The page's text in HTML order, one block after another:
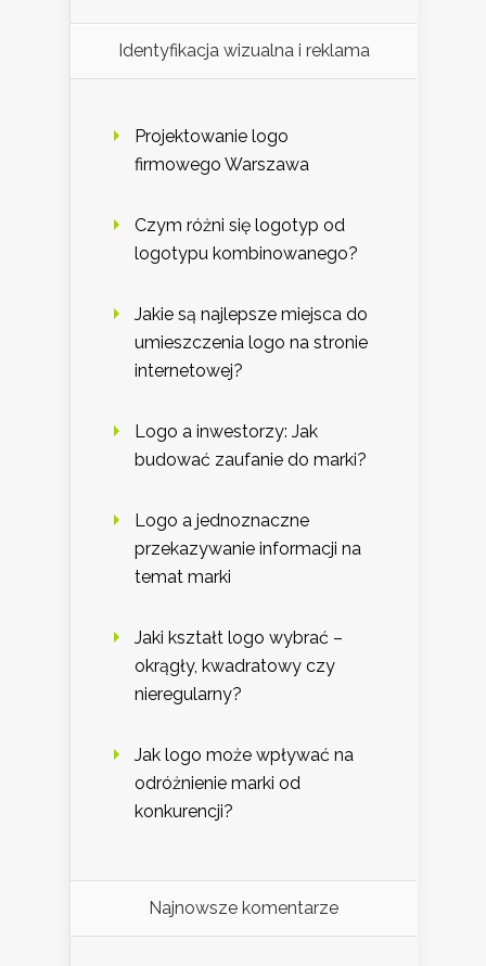
Identyfikacja wizualna i reklama
Projektowanie logo
firmowego Warszawa
Czym różni się logotyp od
logotypu kombinowanego?
Jakie są najlepsze miejsca do
umieszczenia logo na stronie
internetowej?
Logo a inwestorzy: Jak
budować zaufanie do marki?
Logo a jednoznaczne
przekazywanie informacji na
temat marki
Jaki kształt logo wybrać –
okrągły, kwadratowy czy
nieregularny?
Jak logo może wpływać na
odróżnienie marki od
konkurencji?
Najnowsze komentarze